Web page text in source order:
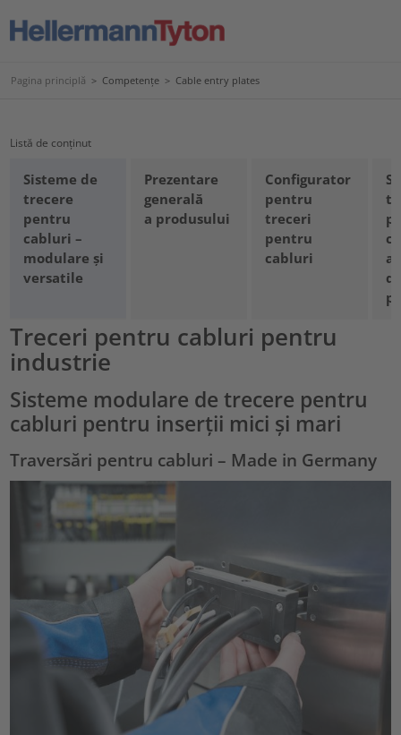
Pagina principlă > Competențe > Cable entry plates
Listă de conținut
Sisteme de
trecere
pentru
cabluri –
modulare și
versatile
Prezentare
generală
a produsului
Configurator
pentru
treceri
pentru
cabluri
Treceri pentru cabluri pentru
industrie
Sisteme modulare de trecere pentru
cabluri pentru inserții mici și mari
Traversări pentru cabluri – Made in Germany